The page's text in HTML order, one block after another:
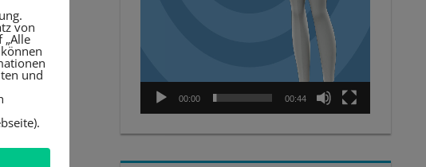
00:00 00:44
von
und